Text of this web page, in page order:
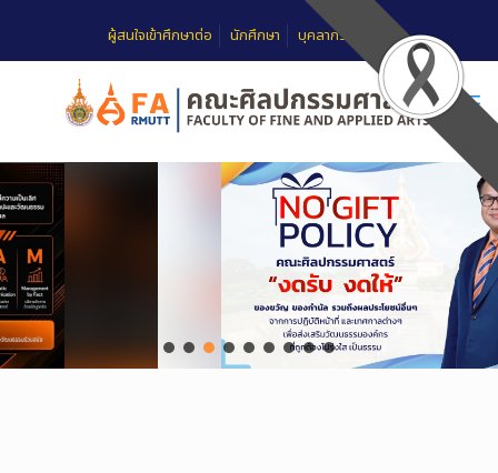
ผู้สนใจเข้าศึกษาต่อ นักศึกษา บุคลากร